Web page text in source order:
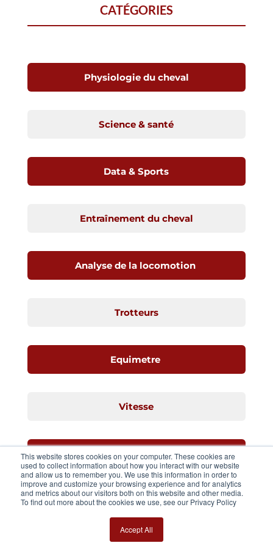
This website stores cookies on your computer. These cookies are
used to collect information about how you interact with our website
and allow us to remember you. We use this information in order to
improve and customize your browsing experience and for analytics
and metrics about our visitors both on this website and other media.
To find out more about the cookies we use, see our Privacy Policy
Accept All
CATÉGORIES
Physiologie du cheval
Science & santé
Data & Sports
Entraînement du cheval
Analyse de la locomotion
Trotteurs
Equimetre
Vitesse
Jeunes chevaux